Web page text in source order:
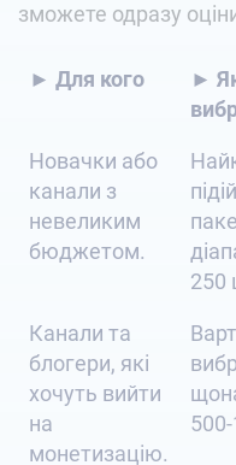
зможете одразу
► Для кого
►
Новачки або
канали з
невеликим
бюджетом.
250
Канали та
блогери, які
хочуть вийти
на
монетизацію.